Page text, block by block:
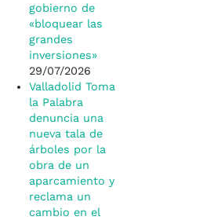
gobierno de
«bloquear las
grandes
inversiones»
29/07/2026
Valladolid Toma
la Palabra
denuncia una
nueva tala de
árboles por la
obra de un
aparcamiento y
reclama un
cambio en el